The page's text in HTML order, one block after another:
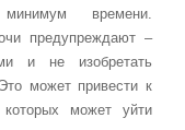
времени.
предупреждают –
и не изобретать
может привести к
может уйти